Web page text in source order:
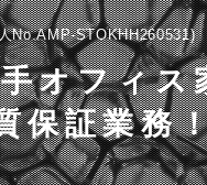
No.AMP-STOKHH260531
オフィス
保証業務